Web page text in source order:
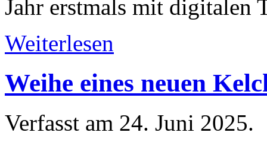
Jahr erstmals mit digitalen
Weiterlesen
Weihe eines neuen
Verfasst am 24. Juni 2025.